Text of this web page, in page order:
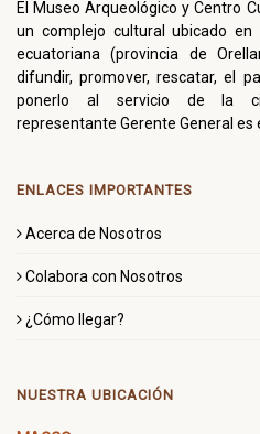
El Museo Arqueológico y Centro
un complejo cultural ubicado
ecuatoriana (provincia de
difundir, promover, rescatar, el
ponerlo al servicio de la
representante Gerente General es
ENLACES IMPORTANTES
Acerca de Nosotros
Colabora con Nosotros
¿Cómo llegar?
NUESTRA UBICACIÓN